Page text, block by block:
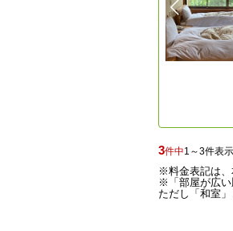
3件中1～3件表示
※料金表記は、
※「部屋が広い
ただし「和室